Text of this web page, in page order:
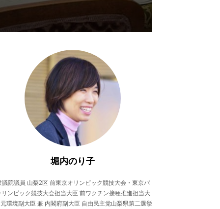
堀内のり子
議院議員 山梨2区 前東京オリンピック競技大会・東京パ
リンピック競技大会担当大臣 前ワクチン接種推進担当大
環境副大臣 兼 内閣府副大臣 自由民主党山梨県第二選挙